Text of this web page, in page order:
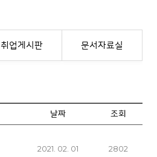
취업게시판 문서자료실
날짜 조회
2021. 02. 01 2802